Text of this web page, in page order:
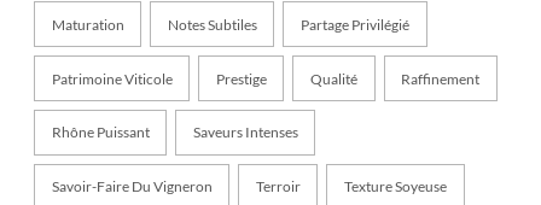
Maturation Notes Subtiles Partage Privilégié
Patrimoine Viticole Prestige Qualité Raffinement
Rhône Puissant Saveurs Intenses
Savoir-Faire Du Vigneron Terroir Texture Soyeuse